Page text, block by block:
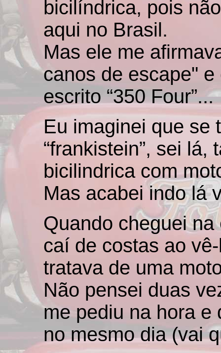
bicilíndrica, pois
aqui no Brasil.
Mas ele me
canos de escape"
escrito “350 Four”...
Eu imaginei que se
“frankistein”, sei lá,
bicilindrica com
Mas acabei indo lá
Quando cheguei
caí de costas ao
tratava de uma
Não pensei duas
me pediu na hora e
no mesmo dia (vai